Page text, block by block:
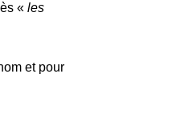
« les
et pour